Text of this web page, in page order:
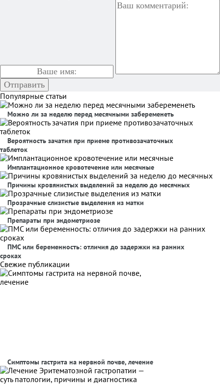
Популярные статьи
Можно ли за неделю перед месячными забеременеть
Вероятность зачатия при приеме противозачаточных
таблеток
Имплантационное кровотечение или месячные
Причины кровянистых выделений за неделю до месячных
Прозрачные слизистые выделения из матки
Препараты при эндометриозе
ПМС или беременность: отличия до задержки на ранних
сроках
Свежие публикации
Симптомы гастрита на нервной почве, лечение